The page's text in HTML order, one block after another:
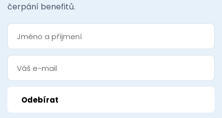
čerpání benefitů.